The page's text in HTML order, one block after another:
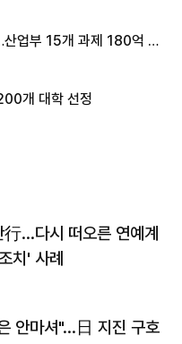
업부 15개 과제 180억 지
개 대학 선정
行…다시 떠오른 연예계
치' 사례
안마셔"…日 지진 구호